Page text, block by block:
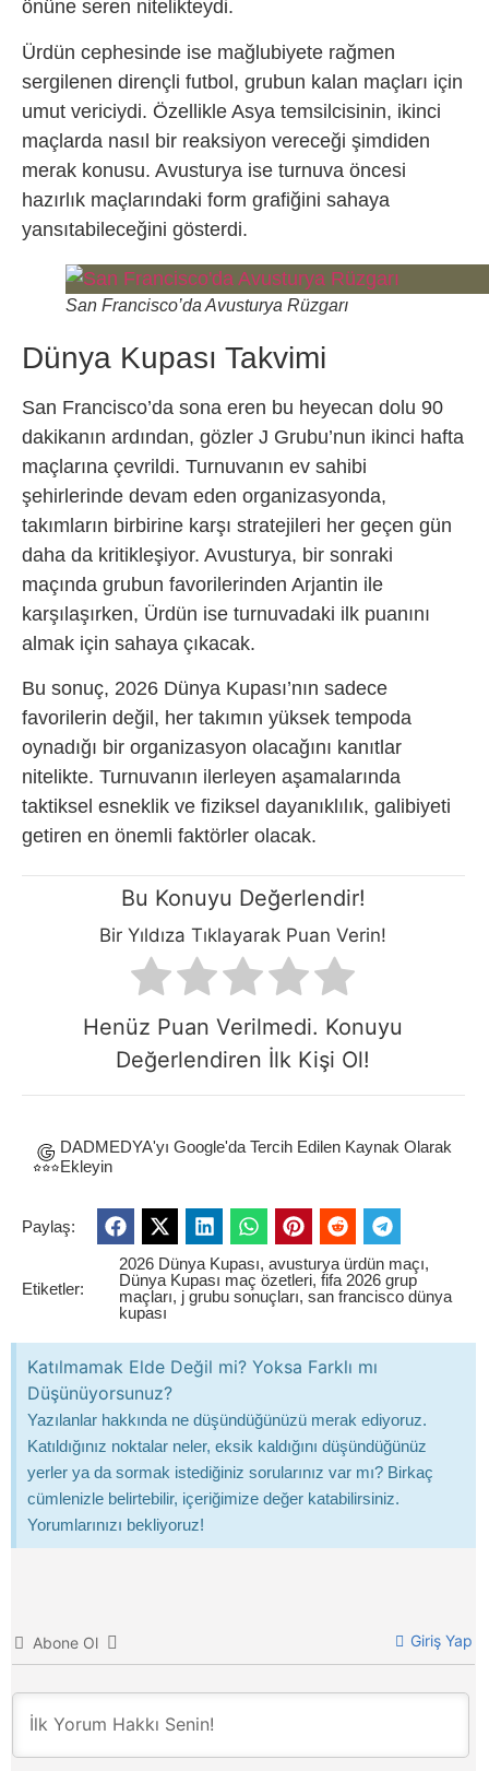
önüne seren nitelikteydi.
Ürdün cephesinde ise mağlubiyete rağmen
sergilenen dirençli futbol, grubun kalan maçları için
umut vericiydi. Özellikle Asya temsilcisinin, ikinci
maçlarda nasıl bir reaksiyon vereceği şimdiden
merak konusu. Avusturya ise turnuva öncesi
hazırlık maçlarındaki form grafiğini sahaya
yansıtabileceğini gösterdi.
San Francisco’da Avusturya Rüzgarı
Dünya Kupası Takvimi
San Francisco’da sona eren bu heyecan dolu 90
dakikanın ardından, gözler J Grubu’nun ikinci hafta
maçlarına çevrildi. Turnuvanın ev sahibi
şehirlerinde devam eden organizasyonda,
takımların birbirine karşı stratejileri her geçen gün
daha da kritikleşiyor. Avusturya, bir sonraki
maçında grubun favorilerinden Arjantin ile
karşılaşırken, Ürdün ise turnuvadaki ilk puanını
almak için sahaya çıkacak.
Bu sonuç, 2026 Dünya Kupası’nın sadece
favorilerin değil, her takımın yüksek tempoda
oynadığı bir organizasyon olacağını kanıtlar
nitelikte. Turnuvanın ilerleyen aşamalarında
taktiksel esneklik ve fiziksel dayanıklılık, galibiyeti
getiren en önemli faktörler olacak.
Bu Konuyu Değerlendir!
Bir Yıldıza Tıklayarak Puan Verin!
Henüz Puan Verilmedi. Konuyu
Değerlendiren İlk Kişi Ol!
DADMEDYA'yı Google'da Tercih Edilen Kaynak Olarak
Ekleyin
Paylaş:
Etiketler:
2026 Dünya Kupası,avusturya ürdün maçı,
Dünya Kupası maç özetleri,fifa 2026 grup
maçları, j grubu sonuçları,san francisco dünya
kupası
Katılmamak Elde Değil mi? Yoksa Farklı mı
Düşünüyorsunuz?
Yazılanlar hakkında ne düşündüğünüzü merak ediyoruz.
Katıldığınız noktalar neler, eksik kaldığını düşündüğünüz
yerler ya da sormak istediğiniz sorularınız var mı? Birkaç
cümlenizle belirtebilir, içeriğimize değer katabilirsiniz.
Yorumlarınızı bekliyoruz!
Abone Ol Giriş Yap